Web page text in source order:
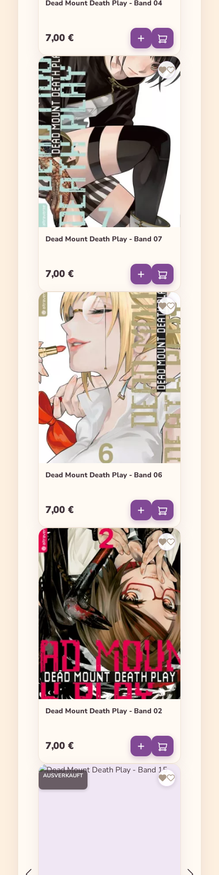
Dead Mount Death Play - Band 04
Regulärer Preis:
7,00 €
Dead Mount Death Play - Band 07
Regulärer Preis:
7,00 €
Dead Mount Death Play - Band 06
Regulärer Preis:
7,00 €
Dead Mount Death Play - Band 02
Regulärer Preis:
7,00 €
AUSVERKAUFT